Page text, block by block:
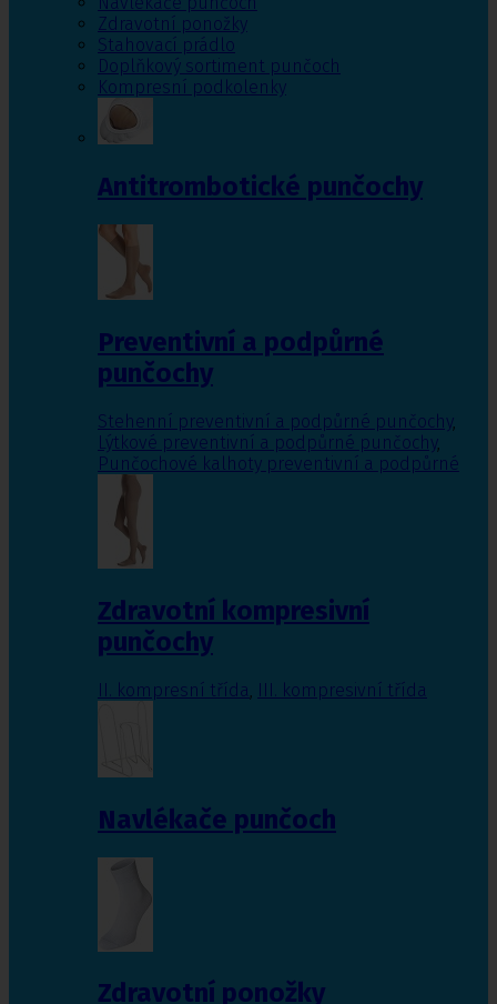
Zdravotní ponožky
Stahovací prádlo
Doplňkový sortiment punčoch
Kompresní podkolenky
Antitrombotické punčochy
Preventivní a podpůrné
punčochy
Stehenní preventivní a podpůrné punčochy,
Lýtkové preventivní a podpůrné punčochy,
Punčochové kalhoty preventivní a podpůrné
Zdravotní kompresivní
punčochy
II. kompresní třída III. kompresivní třída
Navlékače punčoch
Zdravotní ponožky